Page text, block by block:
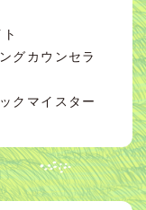
グカウンセラ
クマイスター